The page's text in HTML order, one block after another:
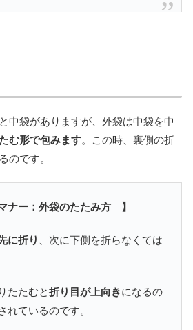
中袋がありますが、外袋は中袋を中
む形で包みます。この時、裏側の折
のです。
ナー：外袋のたたみ方 】
に折り
、次に下側を折らなくては
たたむと折り目が上向きになるの
れているのです。